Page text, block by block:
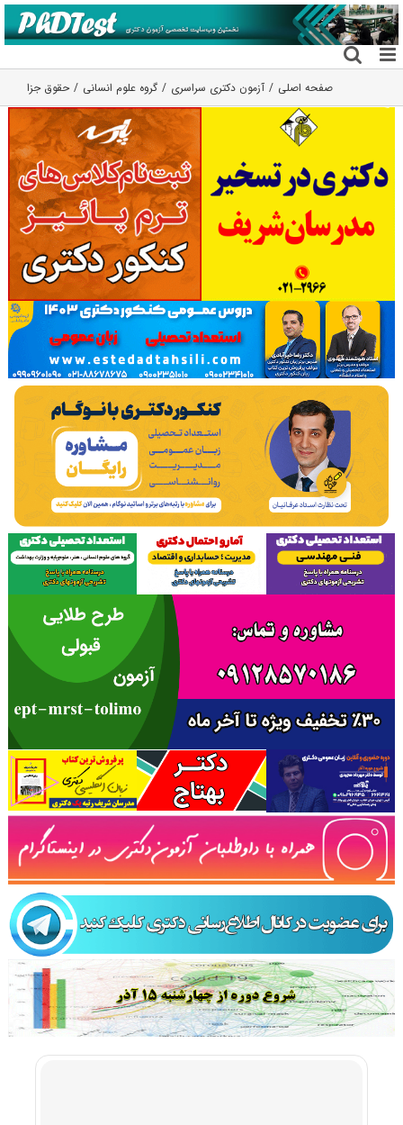
رفتن
به
محتوا
صفحه اصلی آزمون دکتری سراسری گروه علوم انسانی حقوق جزا